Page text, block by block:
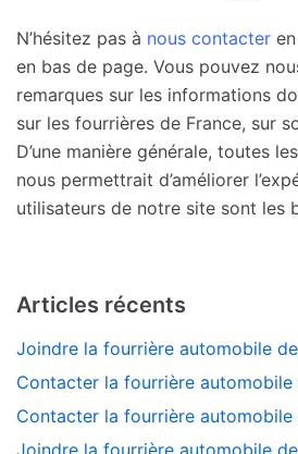
N’hésitez pas à nous contacter
en bas de page. Vous pouvez
remarques sur les informations
sur les fourrières de France, sur
D’une manière générale, toutes
nous permettrait d’améliorer
utilisateurs de notre site sont les
Articles récents
Joindre la fourrière automobile
Contacter la fourrière automobile
Contacter la fourrière